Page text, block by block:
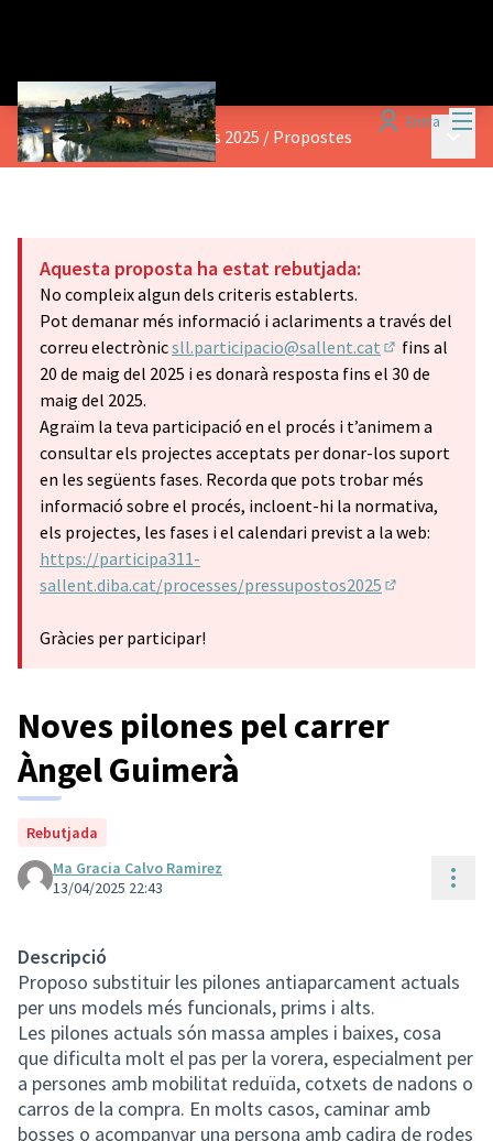
Entra
Pressupostos participatius 2025 / Propostes
Aquesta proposta ha estat rebutjada:
No compleix algun dels criteris establerts.
Pot demanar més informació i aclariments a través del
correu electrònicsll.participacio@sallent.cat
(Obrir en una
fins al
20 de maig del 2025 i es donarà resposta fins el 30 de
maig del 2025.
Agraïm la teva participació en el procés i t’animem a
consultar els projectes acceptats per donar-los suport
en les següents fases. Recorda que pots trobar més
informació sobre el procés, incloent-hi la normativa,
els projectes, les fases i el calendari previst a la web:
https://participa311-
sallent.diba.cat/processes/pressupostos2025
Gràcies per participar!
Noves pilones pel carrer
Àngel Guimerà
Rebutjada
Ma Gracia Calvo Ramirez
13/04/2025 22:43
Descripció
Proposo substituir les pilones antiaparcament actuals
per uns models més funcionals, prims i alts.
Les pilones actuals són massa amples i baixes, cosa
que dificulta molt el pas per la vorera, especialment per
a persones amb mobilitat reduïda, cotxets de nadons o
carros de la compra. En molts casos, caminar amb
bosses o acompanyar una persona amb cadira de rodes